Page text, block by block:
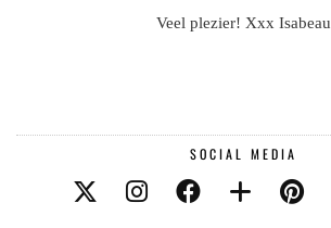
Veel plezier! Xxx Isabeau
SOCIAL MEDIA